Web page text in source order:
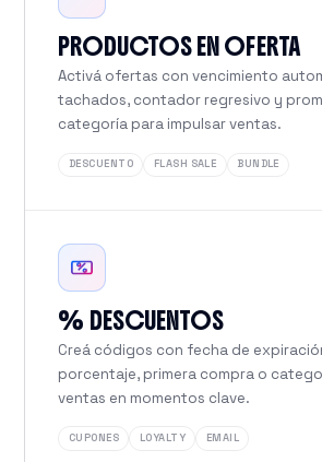
PRODUCTOS EN OFERTA
Activá ofertas con vencimiento
tachados, contador regresivo y
categoría para impulsar ventas.
DESCUENTO FLASH SALE BUNDLE
% DESCUENTOS
Creá códigos con fecha de
porcentaje, primera compra o
ventas en momentos clave.
CUPONES LOYALTY EMAIL